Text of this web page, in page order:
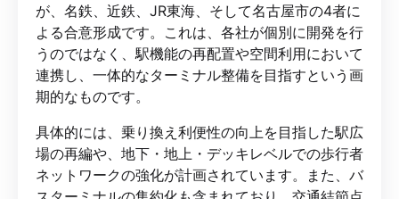
が、名鉄、近鉄、JR東海、そして名古屋市の4者に
よる合意形成です。これは、各社が個別に開発を行
うのではなく、駅機能の再配置や空間利用において
連携し、一体的なターミナル整備を目指すという画
期的なものです。
具体的には、乗り換え利便性の向上を目指した駅広
場の再編や、地下・地上・デッキレベルでの歩行者
ネットワークの強化が計画されています。また、バ